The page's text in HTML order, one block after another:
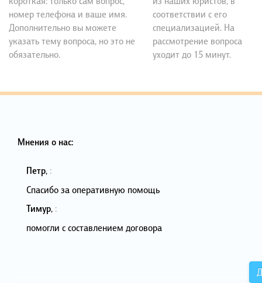
номер телефона и ваше имя.
Дополнительно вы можете
указать тему вопроса, но это не
обязательно.
соответствии с его
специализацией. На
рассмотрение вопроса
уходит до 15 минут.
Мнения о нас:
Петр, :
Спасибо за оперативную помощь
Тимур, :
помогли с составлением договора